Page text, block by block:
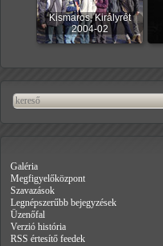
Kismaros, Királyrét
2004-02
Galéria
Megfigyelőközpont
Szavazások
Legnépszerűbb bejegyzések
Üzenőfal
Verzió história
RSS értesítő feedek